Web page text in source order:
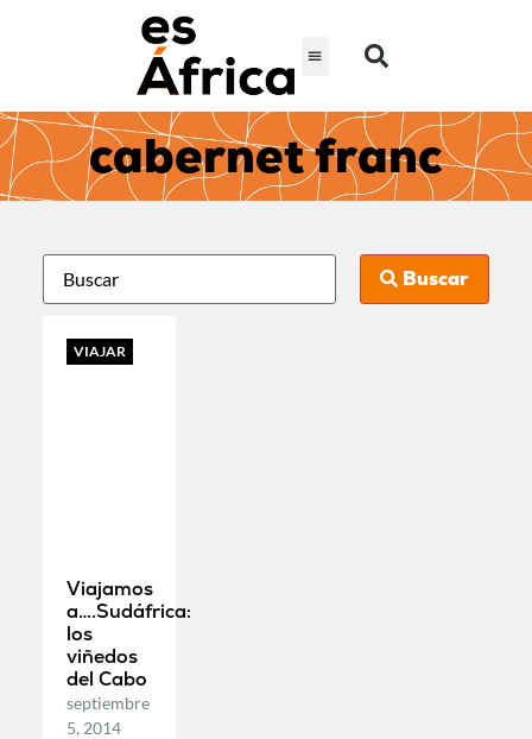
cabernet franc
Buscar
VIAJAR
Viajamos
a….Sudáfrica:
los
viñedos
del Cabo
septiembre
5, 2014